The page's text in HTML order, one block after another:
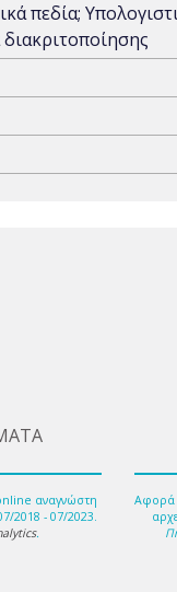
πεδία;
αναγνώστη
2018 - 07/2023.
.
Αφορά